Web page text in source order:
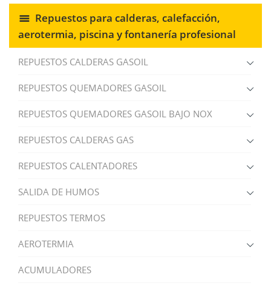
Repuestos para calderas, calefacción,
aerotermia, piscina y fontanería profesional
REPUESTOS CALDERAS GASOIL
REPUESTOS QUEMADORES GASOIL
REPUESTOS QUEMADORES GASOIL BAJO NOX
REPUESTOS CALDERAS GAS
REPUESTOS CALENTADORES
SALIDA DE HUMOS
REPUESTOS TERMOS
AEROTERMIA
ACUMULADORES